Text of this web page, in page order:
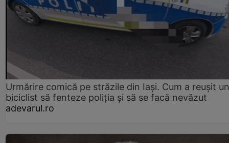
Urmărire comică pe străzile din Iași. Cum a reușit un
biciclist să fenteze poliția și să se facă nevăzut
adevarul.ro